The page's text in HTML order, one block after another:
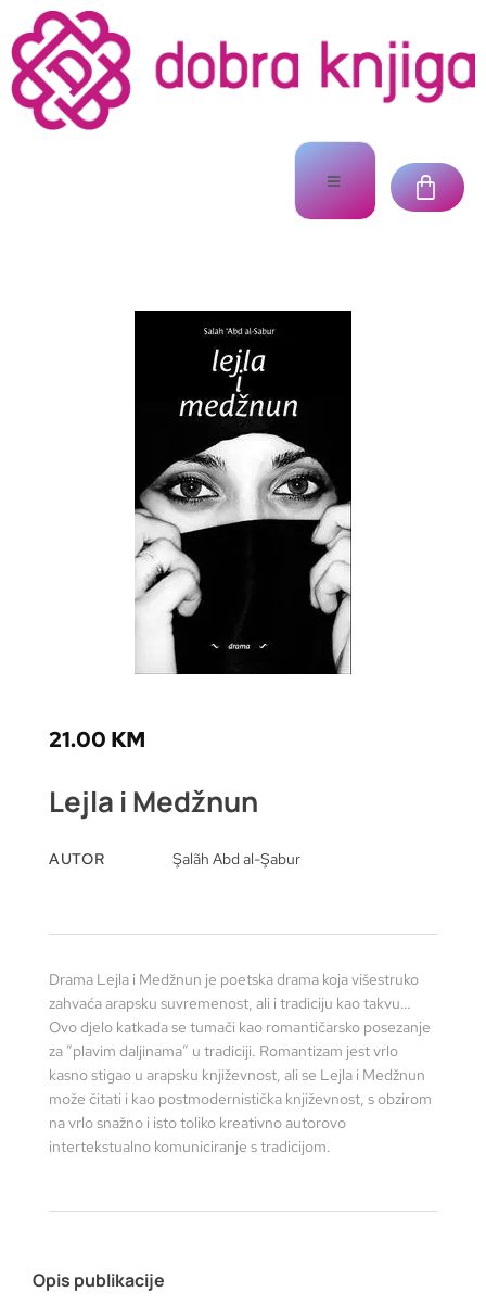
21.00 KM
Lejla i Medžnun
AUTOR Şalãh Abd al-Şabur
Drama Lejla i Medžnun je poetska drama koja višestruko
zahvaća arapsku suvremenost, ali i tradiciju kao takvu…
Ovo djelo katkada se tumači kao romantičarsko posezanje
za ”plavim daljinama” u tradiciji. Romantizam jest vrlo
kasno stigao u arapsku književnost, ali se Lejla i Medžnun
može čitati i kao postmodernistička književnost, s obzirom
na vrlo snažno i isto toliko kreativno autorovo
intertekstualno komuniciranje s tradicijom.
Opis publikacije